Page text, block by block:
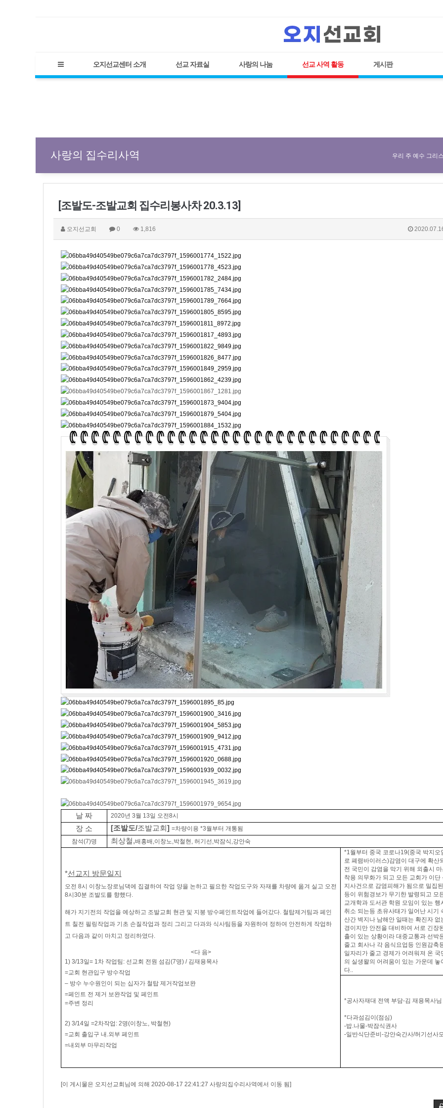
오지선교센터 소개 선교 자료실 사랑의 나눔 선교 사역 활동 게시판
사랑의 집수리사역 우리 주 예수 그리
[조발도-조발교회 집수리봉사차 20.3.13]
오지선교회 0 1,816
날 짜 2020년 3월 13일 오전8시
장 소 [조발도/조발교회 ] =차량이용 *3월부터 개통됨
참석(7)명 최상철,배홍배 ,이창노,박철현 , 허기선 ,박잠식 ,강안숙
*선교지 방문일지
오전 8시 이창노장로님댁에 집결하여 작업 양을 논하고 필요한 작업도구와 자재를 차량에 옮겨 실고 오전
8시 30분 조발도를 향했다.
해가 지기전의 작업을 예상하고 조발교회 현관 및 지붕 방수페인트작업에 들어갔다. 철탑제거팀과 페인
트 칠전 필링작업과 기초 손질작업과 정리 그리고 다과와 식사팀등을 자원하여 정하여 안전하게 작업하
고 다음과 같이 마치고 정리하였다.
<다 음>
1) 3/13일= 1차 작업팀 : 선교회 전원 섬김(7명) / 김재용목사
=교회 현관입구 방수작업
– 방수 누수원인이 되는 십자가 철탑 제거작업보완
=페인트 전 제거 보완작업 및 페인트
=주변 정리
2) 3/14일 =2차작업 : 2명(이창노, 박철현)
=교회 출입구 내 .외부 페인트
=내외부 마무리작업
*1월부터 중국 코로나19(중국 박지오
로 폐렴바이러스)감염이 대구에 확산
전 국민이 감염을 막기 위해 외출시 마
착용 의무화가 되고 모든 교회가 이단
지사건으로 감염피해가 됨으로 밀집된
등이 위험경보가 무기한 발령되고 모
교개학과 도서관 학원 모임이 있는 행
취소 되는등 초유사태가 일어난 시기
산간 벽지나 남해안 일때는 확진자 없
경이지만 안전을 대비하여 서로 긴장
출이 있는 상황이라 대중교통과 선박
줄고 회사나 각 음식요업등 인원감축
일자리가 줄고 경제가 어려워져 온 국
의 실생왈의 어려움이 있는 가운데 놓
다..
*공사자재대 전액 부담-김 재용목사님
*다과섬김이 (점심)
-밥.나물-박잠식권사
-일반식단준비 -강안숙간사/허기선사
[이 게시물은 오지선교회님에 의해 2020-08-17 22:41:27 사랑의집수리사역에서 이동 됨]